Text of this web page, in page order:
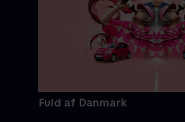
Fuld af Danmark